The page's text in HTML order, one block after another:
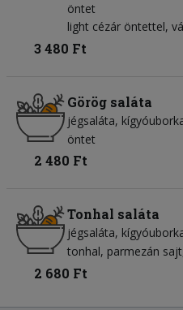
öntet
light cézár öntettel,
3 480 Ft
Görög saláta
jégsaláta
öntet
2 480 Ft
Tonhal saláta
jégsaláta
tonhal parmezán sajt
2 680 Ft